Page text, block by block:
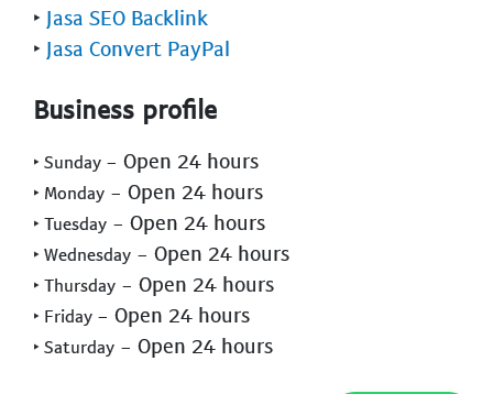
‣ Jasa SEO Backlink
‣ Jasa Convert PayPal
Business profile
‣ Sunday - Open 24 hours
‣ Monday - Open 24 hours
‣ Tuesday - Open 24 hours
‣ Wednesday - Open 24 hours
‣ Thursday - Open 24 hours
‣ Friday - Open 24 hours
‣ Saturday - Open 24 hours